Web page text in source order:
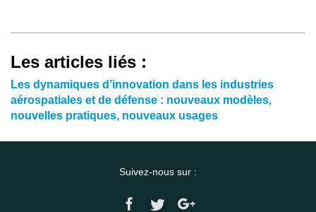
Les articles liés :
Les dynamiques d’innovation dans les industries
aérospatiales et de défense : nouveaux modèles,
nouvelles pratiques, nouveaux usages
Suivez-nous sur :